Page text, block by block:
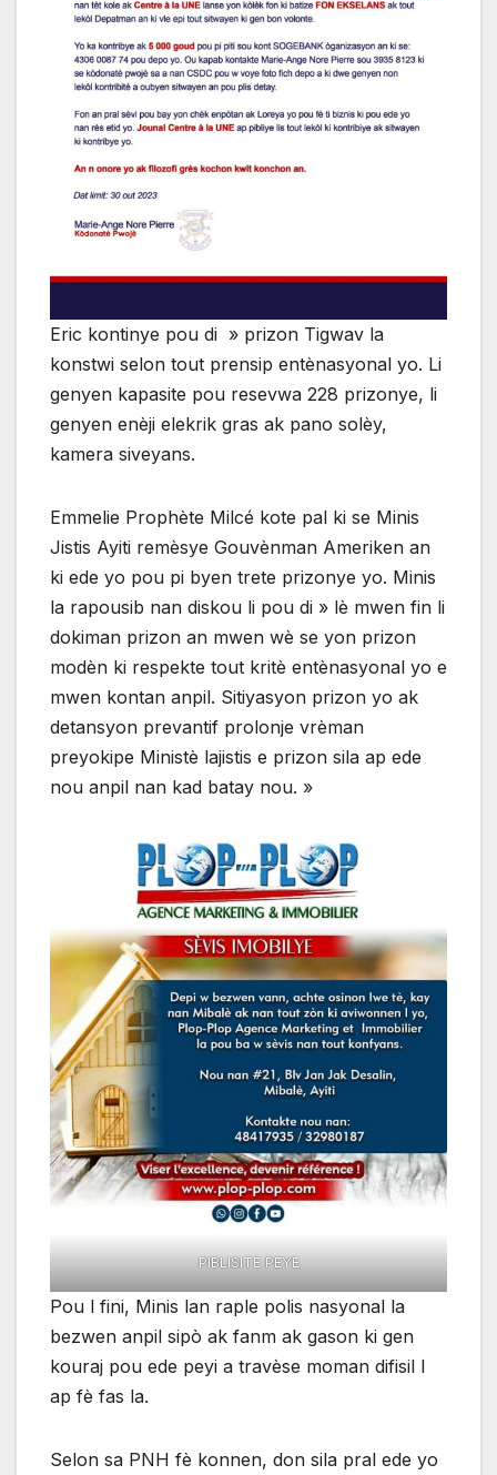
Eric kontinye pou di » prizon Tigwav la
konstwi selon tout prensip entènasyonal yo. Li
genyen kapasite pou resevwa 228 prizonye, li
genyen enèji elekrik gras ak pano solèy,
kamera siveyans.
Emmelie Prophète Milcé kote pal ki se Minis
Jistis Ayiti remèsye Gouvènman Ameriken an
ki ede yo pou pi byen trete prizonye yo. Minis
la rapousib nan diskou li pou di » lè mwen fin li
dokiman prizon an mwen wè se yon prizon
modèn ki respekte tout kritè entènasyonal yo e
mwen kontan anpil. Sitiyasyon prizon yo ak
detansyon prevantif prolonje vrèman
preyokipe Ministè lajistis e prizon sila ap ede
nou anpil nan kad batay nou. »
PIBLISITE PEYE
Pou l fini, Minis lan raple polis nasyonal la
bezwen anpil sipò ak fanm ak gason ki gen
kouraj pou ede peyi a travèse moman difisil l
ap fè fas la.
Selon sa PNH fè konnen, don sila pral ede yo